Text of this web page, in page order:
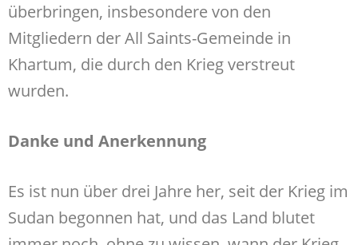
überbringen, insbesondere von den
Mitgliedern der All Saints-Gemeinde in
Khartum, die durch den Krieg verstreut
wurden.
Danke und Anerkennung
Es ist nun über drei Jahre her, seit der Krieg im
Sudan begonnen hat, und das Land blutet